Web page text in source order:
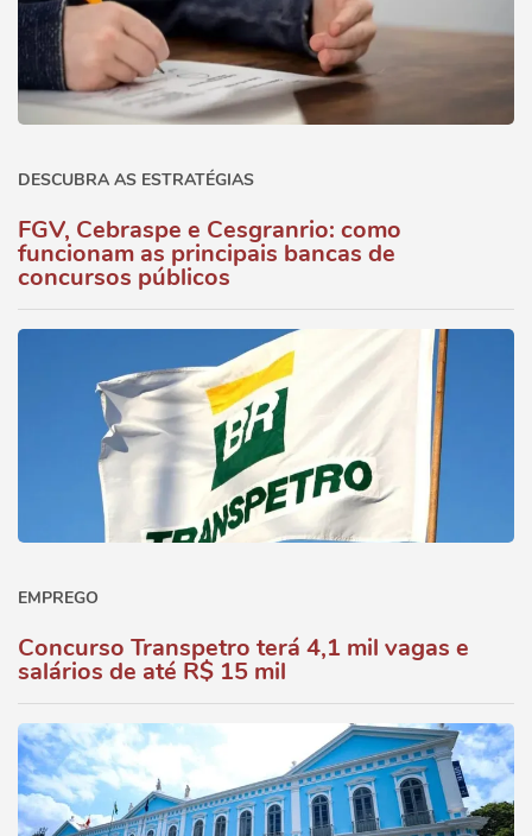
DESCUBRA AS ESTRATÉGIAS
FGV, Cebraspe e Cesgranrio: como
funcionam as principais bancas de
concursos públicos
EMPREGO
Concurso Transpetro terá 4,1 mil vagas e
salários de até R$ 15 mil